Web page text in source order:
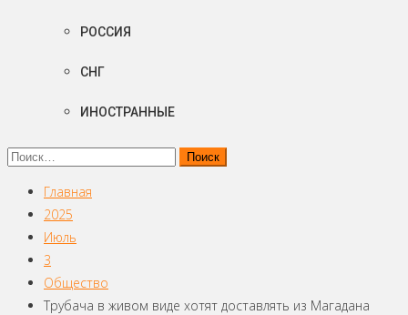
РОССИЯ
СНГ
ИНОСТРАННЫЕ
Найти:
Главная
2025
Июль
3
Общество
Трубача в живом виде хотят доставлять из Магадана